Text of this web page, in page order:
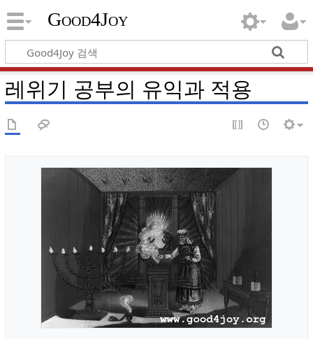
Good4Joy
레위기 공부의 유익과 적용